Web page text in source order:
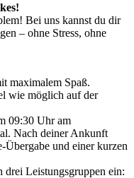
Bei uns kannst du dir
– ohne Stress, ohne
maximalem Spaß.
wie möglich auf der
09:30 Uhr am
Nach deiner Ankunft
und einer kurzen
Leistungsgruppen ein: